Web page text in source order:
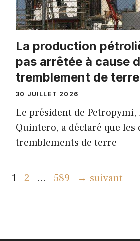
La production
pas arrêtée à cause
tremblement de terre
30 JUILLET 2026
Le président de Petropymi,
Quintero, a déclaré que les
tremblements de terre
Page
1 Page
2 … Page
589 → suivant